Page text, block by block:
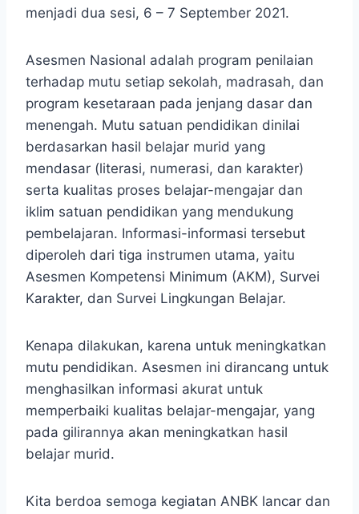
menjadi dua sesi, 6 – 7 September 2021.
Asesmen Nasional adalah program penilaian
terhadap mutu setiap sekolah, madrasah, dan
program kesetaraan pada jenjang dasar dan
menengah. Mutu satuan pendidikan dinilai
berdasarkan hasil belajar murid yang
mendasar (literasi, numerasi, dan karakter)
serta kualitas proses belajar-mengajar dan
iklim satuan pendidikan yang mendukung
pembelajaran. Informasi-informasi tersebut
diperoleh dari tiga instrumen utama, yaitu
Asesmen Kompetensi Minimum (AKM), Survei
Karakter, dan Survei Lingkungan Belajar.
Kenapa dilakukan, karena untuk meningkatkan
mutu pendidikan. Asesmen ini dirancang untuk
menghasilkan informasi akurat untuk
memperbaiki kualitas belajar-mengajar, yang
pada gilirannya akan meningkatkan hasil
belajar murid.
Kita berdoa semoga kegiatan ANBK lancar dan